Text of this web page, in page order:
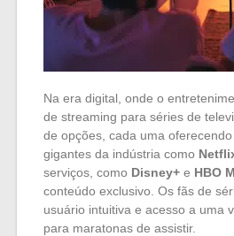
Na era digital, onde o
de streaming para séries de
de opções, cada uma
gigantes da indústria como
serviços, como Disney+ e HBO
conteúdo exclusivo. Os fãs de
usuário intuitiva e acesso a uma
para maratonas de assistir.